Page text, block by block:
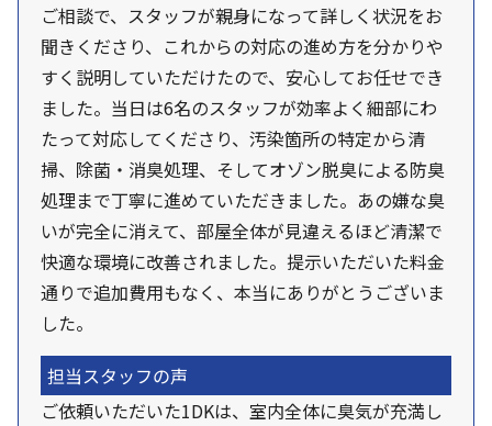
ご相談で、スタッフが親身になって詳しく状況をお
聞きくださり、これからの対応の進め方を分かりや
すく説明していただけたので、安心してお任せでき
ました。当日は6名のスタッフが効率よく細部にわ
たって対応してくださり、汚染箇所の特定から清
掃、除菌・消臭処理、そしてオゾン脱臭による防臭
処理まで丁寧に進めていただきました。あの嫌な臭
いが完全に消えて、部屋全体が見違えるほど清潔で
快適な環境に改善されました。提示いただいた料金
通りで追加費用もなく、本当にありがとうございま
した。
担当スタッフの声
ご依頼いただいた1DKは、室内全体に臭気が充満し